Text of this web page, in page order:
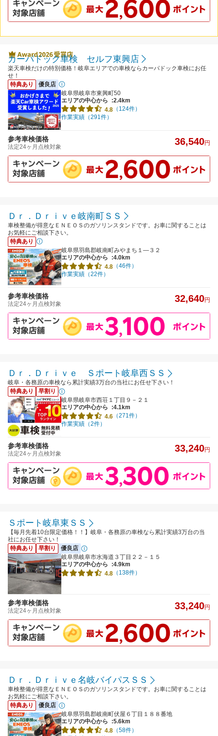
カーパドック車検 セルフ東興店
楽天車検だけの特別価格！岐阜エリアでの車検ならカーパドック車検にお任
せ！
特典あり
優良店
岐阜県岐阜市東興町50
エリアの中心から
:2.4km
4.8 （124件）
作業実績（291件）
参考車検価格
法定24ヶ月点検対象 36,540円
Ｄｒ．Ｄｒｉｖｅ岐南町ＳＳ
車検整備が得意なＥＮＥＯＳのガソリンスタンドです。お車に関することは
お気軽にご相談下さい。
特典あり
岐阜県羽島郡岐南町みやまち１―３２
エリアの中心から
:4.0km
4.8 （46件）
作業実績（22件）
参考車検価格
法定24ヶ月点検対象 32,640円
Ｄｒ．Ｄｒｉｖｅ Ｓポート岐阜西ＳＳ
岐阜・各務原の車検なら累計実績3万台の当社にお任せ下さい！
特典あり
早割り
岐阜県岐阜市西荘１丁目９－２１
エリアの中心から
:4.1km
4.6 （271件）
作業実績（2件）
参考車検価格
法定24ヶ月点検対象 33,240円
Ｓポート岐阜東ＳＳ
【毎月先着10台限定価格！！】岐阜・各務原の車検なら累計実績3万台の当
社にお任せ下さい！
特典あり
早割り
優良店
岐阜県岐阜市水海道３丁目２２－１５
エリアの中心から
:4.9km
4.8 （138件）
参考車検価格
法定24ヶ月点検対象 33,240円
Ｄｒ．Ｄｒｉｖｅ名岐バイパスＳＳ
車検整備が得意なＥＮＥＯＳのガソリンスタンドです。お車に関することは
お気軽にご相談下さい。
特典あり
優良店
岐阜県羽島郡岐南町伏屋６丁目１８８番地
エリアの中心から
:5.6km
4.8 （58件）